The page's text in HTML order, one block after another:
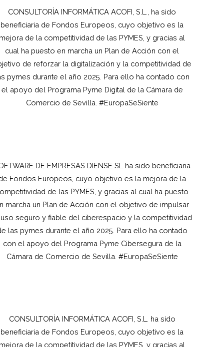
CONSULTORÍA INFORMÁTICA ACOFI, S.L., ha sido
beneficiaria de Fondos Europeos, cuyo objetivo es la
de la competitividad de las PYMES, y gracias al
cual ha puesto en marcha un Plan de Acción con el
de reforzar la digitalización y la competitividad de
pymes durante el año 2025. Para ello ha contado con
el apoyo del Programa Pyme Digital de la Cámara de
Comercio de Sevilla. #EuropaSeSiente
DE EMPRESAS DIENSE SL ha sido beneficiaria
Fondos Europeos, cuyo objetivo es la mejora de la
de las PYMES, y gracias al cual ha puesto
marcha un Plan de Acción con el objetivo de impulsar
seguro y fiable del ciberespacio y la competitividad
las pymes durante el año 2025. Para ello ha contado
con el apoyo del Programa Pyme Cibersegura de la
Cámara de Comercio de Sevilla. #EuropaSeSiente
CONSULTORÍA INFORMÁTICA ACOFI, S.L. ha sido
beneficiaria de Fondos Europeos, cuyo objetivo es la
de la competitividad de las PYMES, y gracias al